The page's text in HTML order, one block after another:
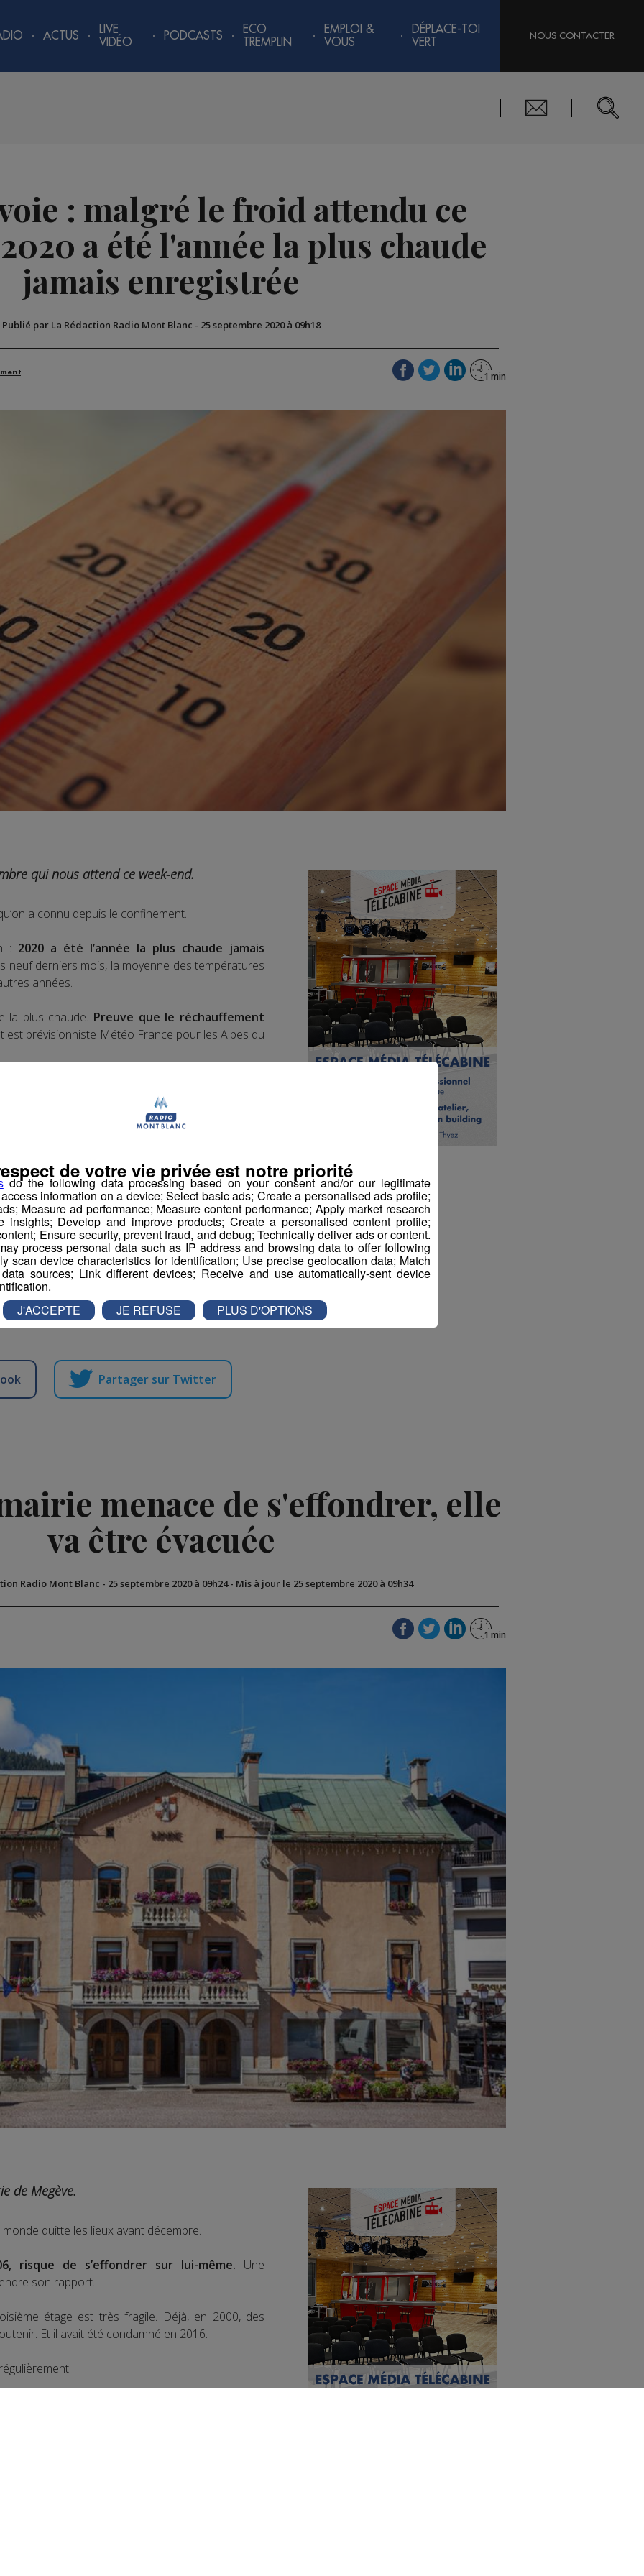
ACTUS
LIVE
VIDÉO
PODCASTS
ECO
TREMPLIN
EMPLOI &
VOUS
DÉPLACE-TOI
VERT
NOUS CONTACTER
: malgré le froid attendu ce
a été l'année la plus chaude
jamais enregistrée
Publié par La Rédaction Radio Mont Blanc - 25 septembre 2020 à 09h18
qui nous attend ce week-end.
a connu depuis le confinement.
: 2020 a été l’année la plus chaude jamais
neuf derniers mois, la moyenne des températures
années.
la plus chaude. Preuve que le réchauffement
est prévisionniste Météo France pour les Alpes du
depuis le début de la semaine, elle sont plus
La neige attendue ce week-end dès 1 300
précoce.Mais un redoux est attendu la semaine
Brunot.
pour l’instant s’il sera doux ou rude.
Partager sur Twitter
menace de s'effondrer, elle
va être évacuée
Radio Mont Blanc - 25 septembre 2020 à 09h24- Mis à jour le 25 septembre 2020 à 09h34
de Megève.
quitte les lieux avant décembre.
risque de s’effondrer sur lui-même. Une
son rapport.
étage est très fragile. Déjà, en 2000, des
Et il avait été condamné en 2016.
do the following data processing based on your consent and/or our legitimate
information on a device; Select basic ads; Create a personalised ads profile;
Measure ad performance; Measure content performance; Apply market research
insights; Develop and improve products; Create a personalised content profile;
Ensure security, prevent fraud, and debug; Technically deliver ads or content.
process personal data such as IP address and browsing data to offer following
scan device characteristics for identification; Use precise geolocation data; Match
sources; Link different devices; Receive and use automatically-sent device
de votre vie privée est notre priorité
J'ACCEPTE JE REFUSE PLUS D'OPTIONS